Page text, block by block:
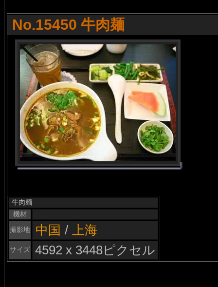
No.15450 牛肉麺
牛肉麺
機材
撮影地
中国 / 上海
サイズ 4592 x 3448ピクセル